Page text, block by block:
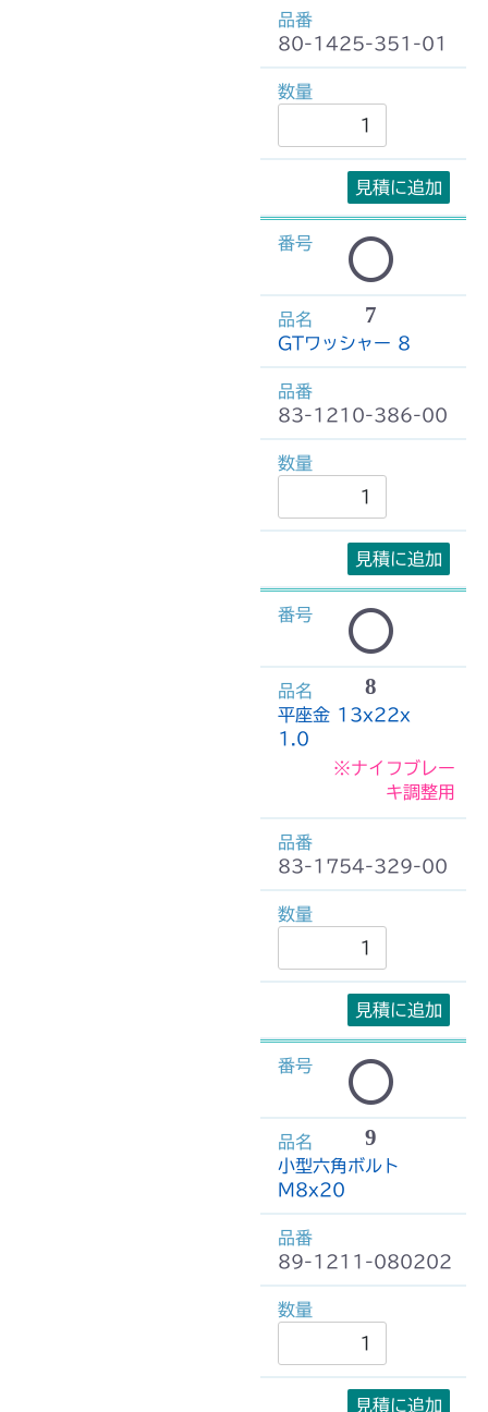
80-1425-351-01
見積に追加
7
GTワッシャー 8
83-1210-386-00
見積に追加
8
平座金 13x22x
1.0
※ナイフブレー
キ調整用
83-1754-329-00
見積に追加
9
小型六角ボルト
M8x20
89-1211-080202
見積に追加